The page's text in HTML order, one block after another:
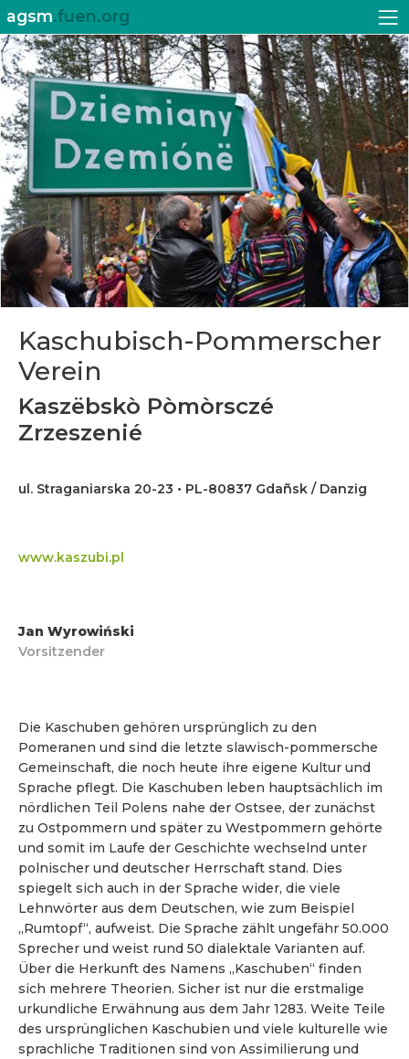
agsm.fuen.org
Kaschubisch-Pommerscher
Verein
Kaszëbskò Pòmòrsczé
Zrzeszenié
ul. Straganiarska 20-23 • PL-80837 Gdañsk / Danzig
www.kaszubi.pl
Jan Wyrowiński
Vorsitzender
Die Kaschuben gehören ursprünglich zu den
Pomeranen und sind die letzte slawisch-pommersche
Gemeinschaft, die noch heute ihre eigene Kultur und
Sprache pflegt. Die Kaschuben leben hauptsächlich im
nördlichen Teil Polens nahe der Ostsee, der zunächst
zu Ostpommern und später zu Westpommern gehörte
und somit im Laufe der Geschichte wechselnd unter
polnischer und deutscher Herrschaft stand. Dies
spiegelt sich auch in der Sprache wider, die viele
Lehnwörter aus dem Deutschen, wie zum Beispiel
„Rumtopf“, aufweist. Die Sprache zählt ungefähr 50.000
Sprecher und weist rund 50 dialektale Varianten auf.
Über die Herkunft des Namens „Kaschuben“ finden
sich mehrere Theorien. Sicher ist nur die erstmalige
urkundliche Erwähnung aus dem Jahr 1283. Weite Teile
des ursprünglichen Kaschubien und viele kulturelle wie
sprachliche Traditionen sind von Assimilierung und